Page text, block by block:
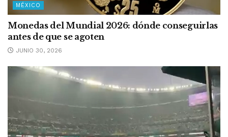
MÉXICO
Monedas del Mundial 2026: dónde conseguirlas
antes de que se agoten
JUNIO 30, 2026